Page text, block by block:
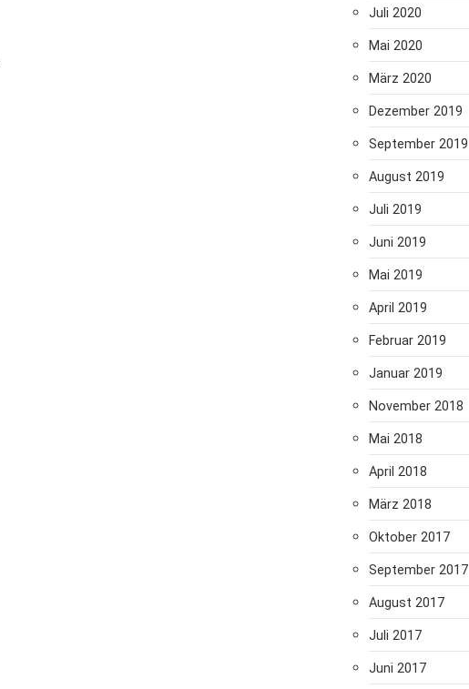
Juli 2020
Mai 2020
März 2020
Dezember 2019
September 2019
August 2019
Juli 2019
Juni 2019
Mai 2019
April 2019
Februar 2019
Januar 2019
November 2018
Mai 2018
April 2018
März 2018
Oktober 2017
September 2017
August 2017
Juli 2017
Juni 2017